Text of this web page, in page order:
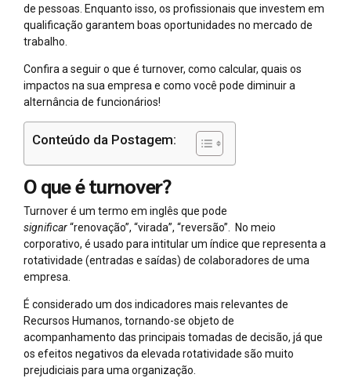
de pessoas. Enquanto isso, os profissionais que investem em
qualificação garantem boas oportunidades no mercado de
trabalho.
Confira a seguir o que é turnover, como calcular, quais os
impactos na sua empresa e como você pode diminuir a
alternância de funcionários!
Conteúdo da Postagem:
O que é turnover?
Turnover é um termo em inglês que pode
significar“renovação”, “virada”, “reversão”. No meio
corporativo, é usado para intitular um índice que representa a
rotatividade (entradas e saídas) de colaboradores de uma
empresa.
É considerado um dos indicadores mais relevantes de
Recursos Humanos, tornando-se objeto de
acompanhamento das principais tomadas de decisão, já que
os efeitos negativos da elevada rotatividade são muito
prejudiciais para uma organização.